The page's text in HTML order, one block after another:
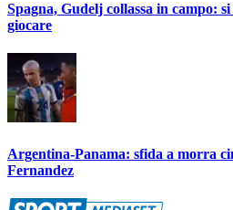
Spagna, Gudelj collassa in campo:
giocare
Argentina-Panama: sfida a morra
Fernandez